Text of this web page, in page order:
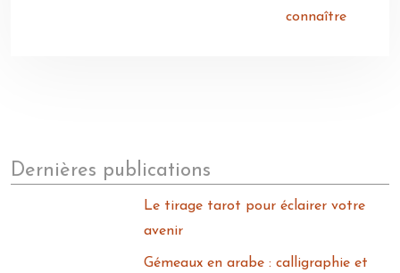
connaître
Dernières publications
Le tirage tarot pour éclairer votre
avenir
Gémeaux en arabe : calligraphie et